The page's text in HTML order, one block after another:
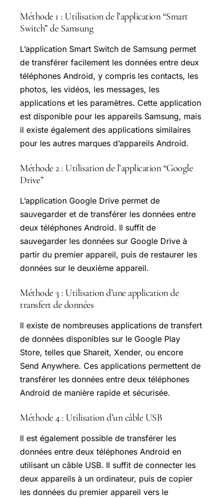
Méthode 1 : Utilisation de l’application “Smart
Switch” de Samsung
L’application Smart Switch de Samsung permet
de transférer facilement les données entre deux
téléphones Android, y compris les contacts, les
photos, les vidéos, les messages, les
applications et les paramètres. Cette application
est disponible pour les appareils Samsung, mais
il existe également des applications similaires
pour les autres marques d’appareils Android.
Méthode 2 : Utilisation de l’application “Google
Drive”
L’application Google Drive permet de
sauvegarder et de transférer les données entre
deux téléphones Android. Il suffit de
sauvegarder les données sur Google Drive à
partir du premier appareil, puis de restaurer les
données sur le deuxième appareil.
Méthode 3 : Utilisation d’une application de
transfert de données
Il existe de nombreuses applications de transfert
de données disponibles sur le Google Play
Store, telles que Shareit, Xender, ou encore
Send Anywhere. Ces applications permettent de
transférer les données entre deux téléphones
Android de manière rapide et sécurisée.
Méthode 4 : Utilisation d’un câble USB
Il est également possible de transférer les
données entre deux téléphones Android en
utilisant un câble USB. Il suffit de connecter les
deux appareils à un ordinateur, puis de copier
les données du premier appareil vers le